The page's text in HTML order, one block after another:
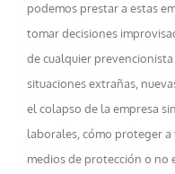
podemos prestar a estas
tomar decisiones
de cualquier
situaciones extrañas,
el colapso de la empresa
laborales, cómo proteger
medios de protección o no